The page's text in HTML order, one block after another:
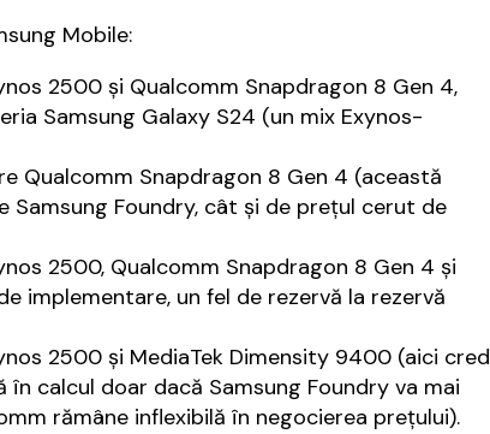
Mobile:
2500 şi Qualcomm Snapdragon 8 Gen 4,
Samsung Galaxy S24 (un mix Exynos-
Qualcomm Snapdragon 8 Gen 4 (această
Foundry, cât şi de preţul cerut de
2500, Qualcomm Snapdragon 8 Gen 4 şi
implementare, un fel de rezervă la rezervă
2500 şi MediaTek Dimensity 9400 (aici cred
calcul doar dacă Samsung Foundry va mai
rămâne inflexibilă în negocierea preţului).